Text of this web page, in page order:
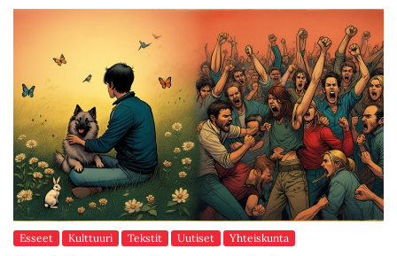
Esseet Kulttuuri Tekstit Uutiset Yhteiskunta